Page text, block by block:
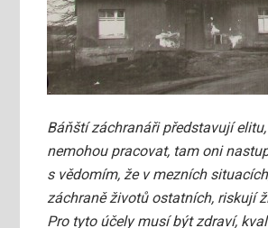
Báňští záchranáři představují
nemohou pracovat, tam oni
s vědomím, že v mezních
záchraně životů ostatních, riskují
Pro tyto účely musí být zdraví,